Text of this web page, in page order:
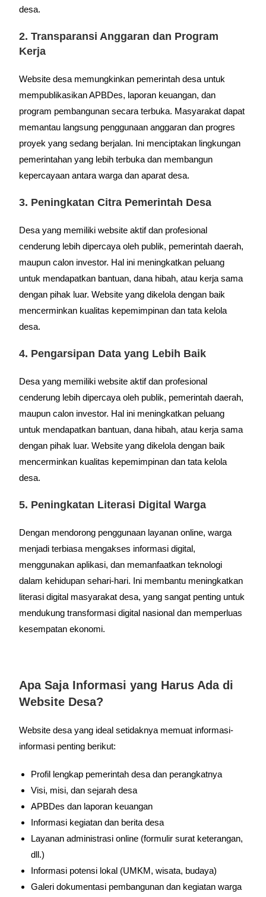
desa.
2. Transparansi Anggaran dan Program
Kerja
Website desa memungkinkan pemerintah desa untuk
mempublikasikan APBDes, laporan keuangan, dan
program pembangunan secara terbuka. Masyarakat dapat
memantau langsung penggunaan anggaran dan progres
proyek yang sedang berjalan. Ini menciptakan lingkungan
pemerintahan yang lebih terbuka dan membangun
kepercayaan antara warga dan aparat desa.
3. Peningkatan Citra Pemerintah Desa
Desa yang memiliki website aktif dan profesional
cenderung lebih dipercaya oleh publik, pemerintah daerah,
maupun calon investor. Hal ini meningkatkan peluang
untuk mendapatkan bantuan, dana hibah, atau kerja sama
dengan pihak luar. Website yang dikelola dengan baik
mencerminkan kualitas kepemimpinan dan tata kelola
desa.
4. Pengarsipan Data yang Lebih Baik
Desa yang memiliki website aktif dan profesional
cenderung lebih dipercaya oleh publik, pemerintah daerah,
maupun calon investor. Hal ini meningkatkan peluang
untuk mendapatkan bantuan, dana hibah, atau kerja sama
dengan pihak luar. Website yang dikelola dengan baik
mencerminkan kualitas kepemimpinan dan tata kelola
desa.
5. Peningkatan Literasi Digital Warga
Dengan mendorong penggunaan layanan online, warga
menjadi terbiasa mengakses informasi digital,
menggunakan aplikasi, dan memanfaatkan teknologi
dalam kehidupan sehari-hari. Ini membantu meningkatkan
literasi digital masyarakat desa, yang sangat penting untuk
mendukung transformasi digital nasional dan memperluas
kesempatan ekonomi.
Apa Saja Informasi yang Harus Ada di
Website Desa?
Website desa yang ideal setidaknya memuat informasi-
informasi penting berikut:
Profil lengkap pemerintah desa dan perangkatnya
Visi, misi, dan sejarah desa
APBDes dan laporan keuangan
Informasi kegiatan dan berita desa
Layanan administrasi online (formulir surat keterangan,
dll.)
Informasi potensi lokal (UMKM, wisata, budaya)
Galeri dokumentasi pembangunan dan kegiatan warga